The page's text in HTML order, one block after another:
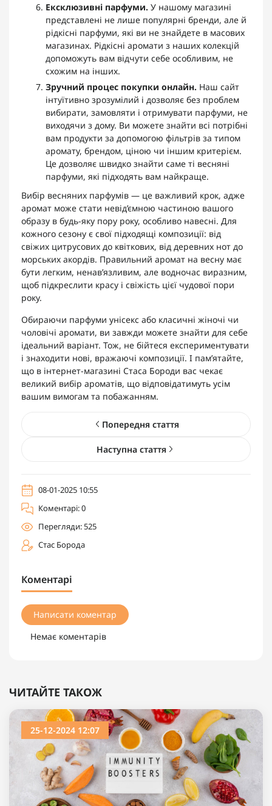
Ексклюзивні парфуми. У нашому магазині
представлені не лише популярні бренди, але й
рідкісні парфуми, які ви не знайдете в масових
магазинах. Рідкісні аромати з наших колекцій
допоможуть вам відчути себе особливим, не
схожим на інших.
Зручний процес покупки онлайн. Наш сайт
інтуїтивно зрозумілий і дозволяє без проблем
вибирати, замовляти і отримувати парфуми, не
виходячи з дому. Ви можете знайти всі потрібні
вам продукти за допомогою фільтрів за типом
аромату, брендом, ціною чи іншим критерієм.
Це дозволяє швидко знайти саме ті весняні
парфуми, які підходять вам найкраще.
Вибір весняних парфумів — це важливий крок, адже
аромат може стати невід’ємною частиною вашого
образу в будь-яку пору року, особливо навесні. Для
кожного сезону є свої підходящі композиції: від
свіжих цитрусових до квіткових, від деревних нот до
морських акордів. Правильний аромат на весну має
бути легким, ненав’язливим, але водночас виразним,
щоб підкреслити красу і свіжість цієї чудової пори
року.
Обираючи парфуми унісекс або класичні жіночі чи
чоловічі аромати, ви завжди можете знайти для себе
ідеальний варіант. Тож, не бійтеся експериментувати
і знаходити нові, вражаючі композиції. І пам’ятайте,
що в інтернет-магазині Стаса Бороди вас чекає
великий вибір ароматів, що відповідатимуть усім
вашим вимогам та побажанням.
Попередня стаття
Наступна стаття
08-01-2025 10:55
Коментарі: 0
Перегляди: 525
Стас Борода
Коментарі
Написати коментар
Немає коментарів
ЧИТАЙТЕ ТАКОЖ
25-12-2024 12:07